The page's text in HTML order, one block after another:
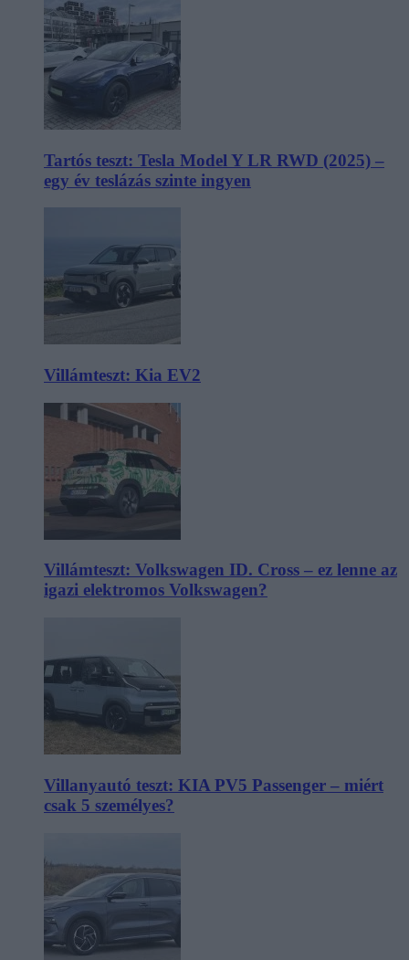
Tartós teszt: Tesla Model Y LR RWD (2025) –
egy év teslázás szinte ingyen
Villámteszt: Kia EV2
Villámteszt: Volkswagen ID. Cross – ez lenne az
igazi elektromos Volkswagen?
Villanyautó teszt: KIA PV5 Passenger – miért
csak 5 személyes?